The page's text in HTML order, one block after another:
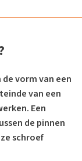
vorm van een
van een
Een
de pinnen
schroef